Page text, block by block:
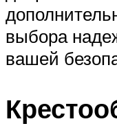
выбора
вашей